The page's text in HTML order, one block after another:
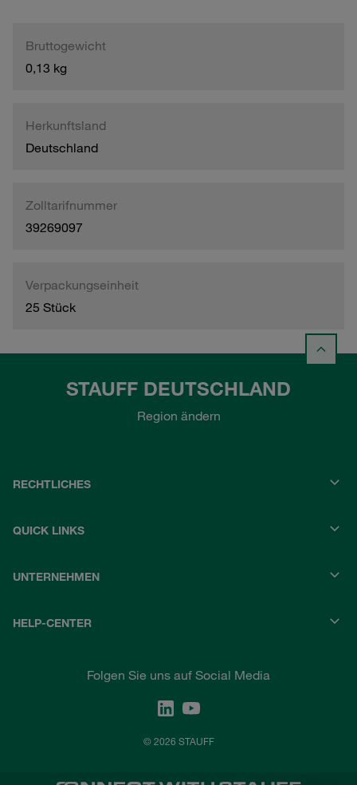
Bruttogewicht
0,13 kg
Herkunftsland
Deutschland
Zolltarifnummer
39269097
Verpackungseinheit
25 Stück
STAUFF DEUTSCHLAND
Region ändern
RECHTLICHES
QUICK LINKS
UNTERNEHMEN
HELP-CENTER
Folgen Sie uns auf Social Media
© 2026 STAUFF